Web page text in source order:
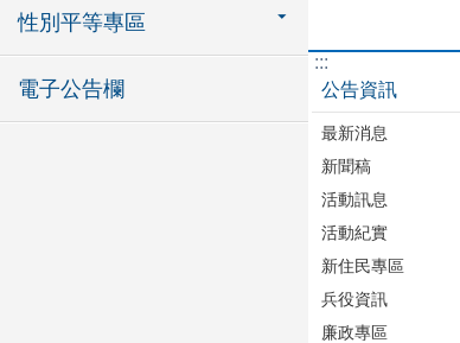
性別平等專區
電子公告欄
:::
公告資訊
最新消息
新聞稿
活動訊息
活動紀實
新住民專區
兵役資訊
廉政專區